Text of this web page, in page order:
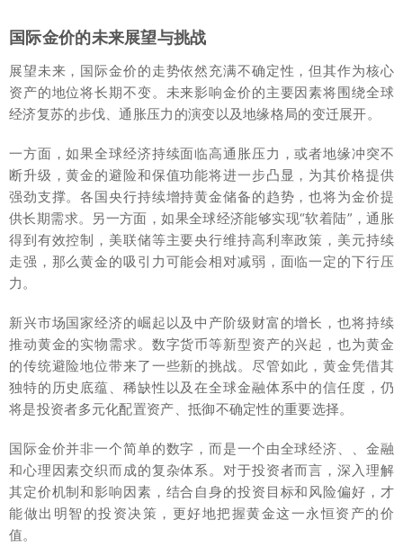
国际金价的未来展望与挑战
展望未来，国际金价的走势依然充满不确定性，但其作为核心
资产的地位将长期不变。未来影响金价的主要因素将围绕全球
经济复苏的步伐、通胀压力的演变以及地缘格局的变迁展开。
一方面，如果全球经济持续面临高通胀压力，或者地缘冲突不
断升级，黄金的避险和保值功能将进一步凸显，为其价格提供
强劲支撑。各国央行持续增持黄金储备的趋势，也将为金价提
供长期需求。另一方面，如果全球经济能够实现“软着陆”，通胀
得到有效控制，美联储等主要央行维持高利率政策，美元持续
走强，那么黄金的吸引力可能会相对减弱，面临一定的下行压
力。
新兴市场国家经济的崛起以及中产阶级财富的增长，也将持续
推动黄金的实物需求。数字货币等新型资产的兴起，也为黄金
的传统避险地位带来了一些新的挑战。尽管如此，黄金凭借其
独特的历史底蕴、稀缺性以及在全球金融体系中的信任度，仍
将是投资者多元化配置资产、抵御不确定性的重要选择。
国际金价并非一个简单的数字，而是一个由全球经济、、金融
和心理因素交织而成的复杂体系。对于投资者而言，深入理解
其定价机制和影响因素，结合自身的投资目标和风险偏好，才
能做出明智的投资决策，更好地把握黄金这一永恒资产的价
值。